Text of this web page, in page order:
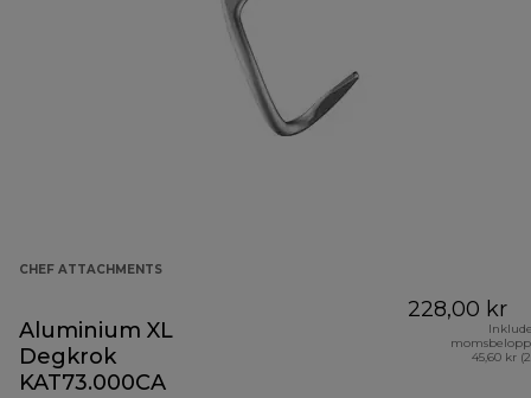
CHEF ATTACHMENTS
Aluminium XL
Degkrok
KAT73.000CA
228,00 kr
45,60 kr